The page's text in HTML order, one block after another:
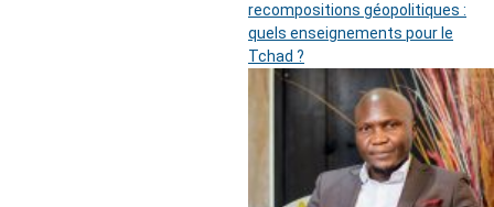
recompositions géopolitiques :
quels enseignements pour le
Tchad ?